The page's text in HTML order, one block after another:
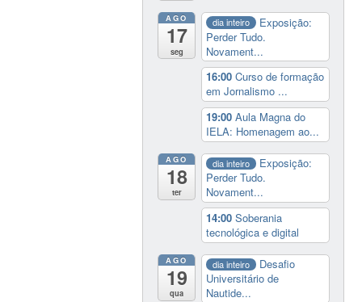
AGO
17
seg
dia inteiro
Exposição:
Perder Tudo.
Novament...
16:00Curso de formação
em Jornalismo ...
19:00Aula Magna do
IELA: Homenagem ao...
AGO
18
ter
dia inteiro
Exposição:
Perder Tudo.
Novament...
14:00Soberania
tecnológica e digital
AGO
19
qua
dia inteiro
Desafio
Universitário de
Nautide...